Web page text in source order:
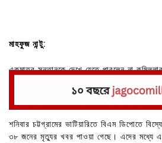
মাহফুজ নান্টু:
একমাত্র সন্তানকে দেখে যেতে পারলেন না
শনিবার চট্টগ্রামের ভাটিয়ারিতে বিএম ডিপোতে
৩৮ জনের মৃত্যুর খবর পাওয়া গেছে। এদের মধ্যে